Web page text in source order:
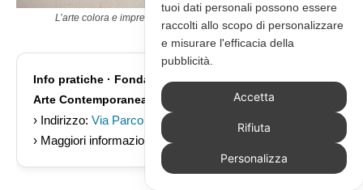
L’arte colora e impreziosisce il cuore di
Info pratiche · Fondazione “Pino Pascali” Museo di
Arte Contemporanea
› Indirizzo: Via Parco del Lauro, 119
› Maggiori informazioni:
Sito web
tuoi dati personali possono essere
raccolti allo scopo di personalizzare
e misurare l'efficacia della
pubblicità.
Accetta
Rifiuta
Personalizza